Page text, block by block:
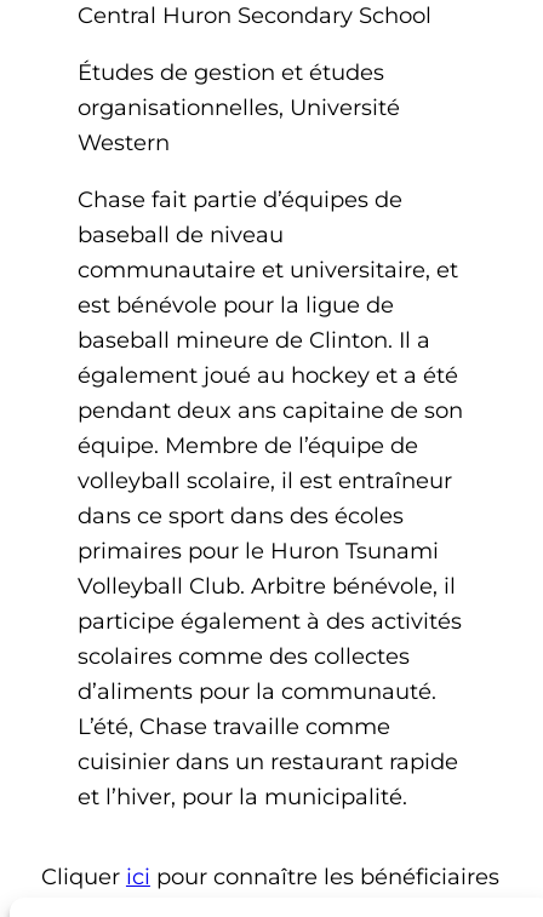
Central Huron Secondary School
Études de gestion et études
organisationnelles, Université
Western
Chase fait partie d’équipes de
baseball de niveau
communautaire et universitaire, et
est bénévole pour la ligue de
baseball mineure de Clinton. Il a
également joué au hockey et a été
pendant deux ans capitaine de son
équipe. Membre de l’équipe de
volleyball scolaire, il est entraîneur
dans ce sport dans des écoles
primaires pour le Huron Tsunami
Volleyball Club. Arbitre bénévole, il
participe également à des activités
scolaires comme des collectes
d’aliments pour la communauté.
L’été, Chase travaille comme
cuisinier dans un restaurant rapide
et l’hiver, pour la municipalité.
Cliquer ici pour connaître les bénéficiaires